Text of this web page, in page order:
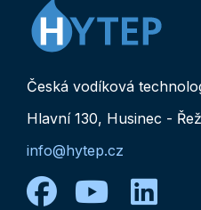
Česká vodíková
Hlavní 130, Husinec -
info@hytep.cz
facebook